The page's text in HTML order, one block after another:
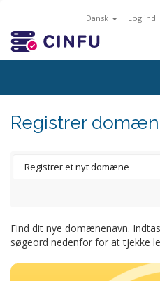
Dansk Log ind
Registrer
Find dit nye domænenavn.
søgeord nedenfor for at tjekke